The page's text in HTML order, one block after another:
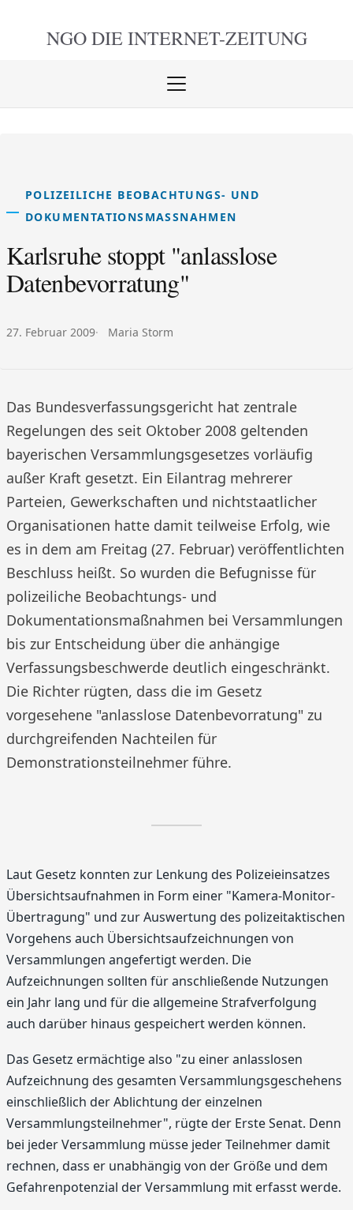
NGO DIE INTERNET-ZEITUNG
Menü
POLIZEILICHE BEOBACHTUNGS- UND
DOKUMENTATIONSMASSNAHMEN
Karlsruhe stoppt "anlasslose
Datenbevorratung"
Veröffentlicht am:
27. Februar 2009 Autor:
Maria Storm
Das Bundesverfassungsgericht hat zentrale
Regelungen des seit Oktober 2008 geltenden
bayerischen Versammlungsgesetzes vorläufig
außer Kraft gesetzt. Ein Eilantrag mehrerer
Parteien, Gewerkschaften und nichtstaatlicher
Organisationen hatte damit teilweise Erfolg, wie
es in dem am Freitag (27. Februar) veröffentlichten
Beschluss heißt. So wurden die Befugnisse für
polizeiliche Beobachtungs- und
Dokumentationsmaßnahmen bei Versammlungen
bis zur Entscheidung über die anhängige
Verfassungsbeschwerde deutlich eingeschränkt.
Die Richter rügten, dass die im Gesetz
vorgesehene "anlasslose Datenbevorratung" zu
durchgreifenden Nachteilen für
Demonstrationsteilnehmer führe.
Laut Gesetz konnten zur Lenkung des Polizeieinsatzes
Übersichtsaufnahmen in Form einer "Kamera-Monitor-
Übertragung" und zur Auswertung des polizeitaktischen
Vorgehens auch Übersichtsaufzeichnungen von
Versammlungen angefertigt werden. Die
Aufzeichnungen sollten für anschließende Nutzungen
ein Jahr lang und für die allgemeine Strafverfolgung
auch darüber hinaus gespeichert werden können.
Das Gesetz ermächtige also "zu einer anlasslosen
Aufzeichnung des gesamten Versammlungsgeschehens
einschließlich der Ablichtung der einzelnen
Versammlungsteilnehmer", rügte der Erste Senat. Denn
bei jeder Versammlung müsse jeder Teilnehmer damit
rechnen, dass er unabhängig von der Größe und dem
Gefahrenpotenzial der Versammlung mit erfasst werde.